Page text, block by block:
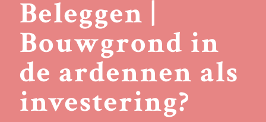
Beleggen |
Bouwgrond in
de ardennen als
investering?